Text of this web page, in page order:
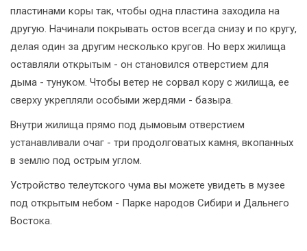
пластинами коры так, чтобы одна пластина заходила на
другую. Начинали покрывать остов всегда снизу и по кругу,
делая один за другим несколько кругов. Но верх жилища
оставляли открытым - он становился отверстием для
дыма - тунуком. Чтобы ветер не сорвал кору с жилища, ее
сверху укрепляли особыми жердями - базыра.
Внутри жилища прямо под дымовым отверстием
устанавливали очаг - три продолговатых камня, вкопанных
в землю под острым углом.
Устройство телеутского чума вы можете увидеть в музее
под открытым небом - Парке народов Сибири и Дальнего
Востока.